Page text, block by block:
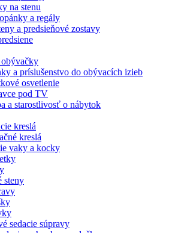
na stenu
a regály
a predsieňové zostavy
a príslušenstvo do obývacích izieb
osvetlenie
pod TV
a starostlivosť o nábytok
kreslá
kreslá
vaky a kocky
steny
sedacie súpravy